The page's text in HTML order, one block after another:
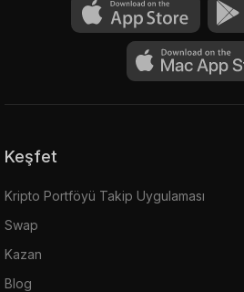
Keşfet
Kripto Portföyü Takip Uygulaması
Swap
Kazan
Blog